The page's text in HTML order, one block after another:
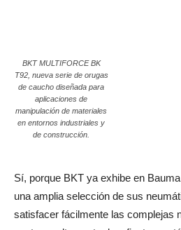
BKT MULTIFORCE BK
T92, nueva serie de orugas
de caucho diseñada para
aplicaciones de
manipulación de materiales
en entornos industriales y
de construcción.
Sí, porque BKT ya exhibe en
una amplia selección de sus
satisfacer fácilmente las complejas